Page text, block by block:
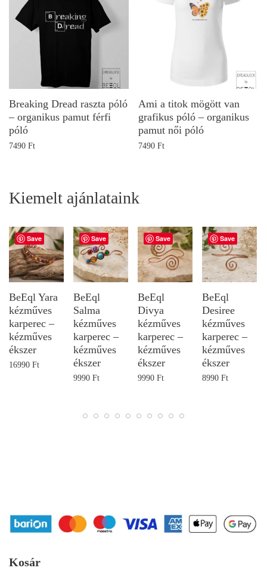
Breaking Dread raszta póló
– organikus pamut férfi
póló
7490 Ft
Ami a titok mögött van
grafikus póló – organikus
pamut női póló
7490Ft
Kiemelt ajánlataink
Save
BeEql Yara
kézműves
karperec –
kézműves
ékszer
16990 Ft
Save
BeEql
Salma
kézműves
karperec –
kézműves
ékszer
9990Ft
Save
BeEql
Divya
kézműves
karperec –
kézműves
ékszer
9990Ft
Save
BeEql
Desiree
kézműves
karperec –
kézműves
ékszer
8990Ft
Kosár